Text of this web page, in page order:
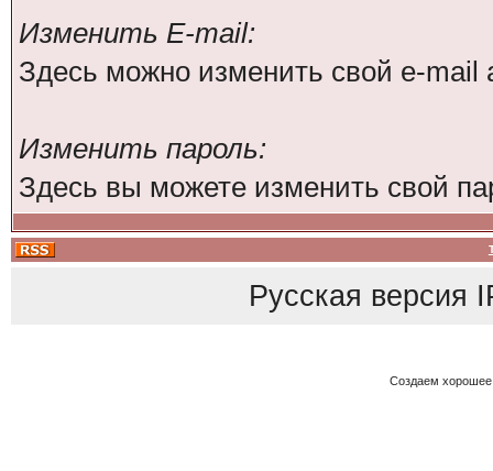
Изменить E-mail:
Здесь можно изменить свой e-mail
Изменить пароль:
Здесь вы можете изменить свой
Русская версия
Создаем